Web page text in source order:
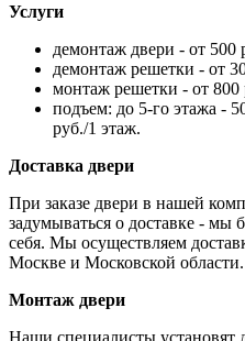
Услуги
демонтаж двери - от 500
демонтаж решетки - от
монтаж решетки - от 800
подъем: до 5-го этажа -
руб./1 этаж.
Доставка двери
При заказе двери в нашей
задумываться о доставке - мы
себя. Мы осуществляем
Москве и Московской области.
Монтаж двери